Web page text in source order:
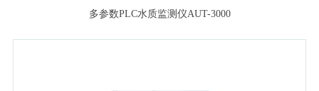
多参数PLC水质监测仪AUT-3000